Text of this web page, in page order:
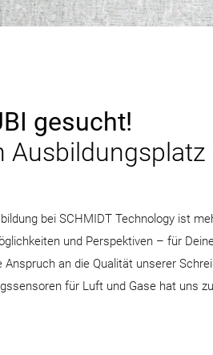
gesucht!
bei SCHMIDT Technology ist
und Perspektiven – für
Anspruch an die Qualität unserer
für Luft und Gase hat uns